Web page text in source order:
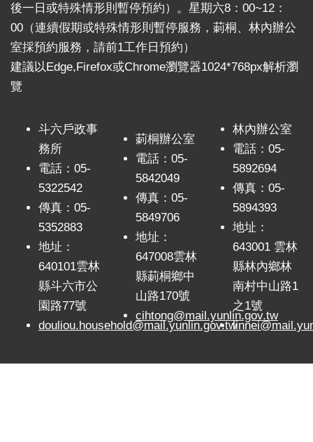
後一日或特殊情形則暫停預約）。星期六8：00~12：
00（連續假期或特殊情形則暫停服務，莿桐、林內辦公
室採預約服務，請前1工作日預約）
建議以Edge,Firefox或Chrome瀏覽器1024*768px解析瀏
覽
斗六戶政事
務所
電話：05-
5322542
傳真：05-
5352883
地址：
640101雲林
縣斗六市公
園路77號
douliou.household@mail.yunlin.gov.tw
莿桐辦公室
電話：05-
5842049
傳真：05-
5849706
地址：
647008雲林
縣莿桐鄉中
山路170號
cihtong@mail.yunlin.gov.tw
林內辦公室
電話：05-
5892694
傳真：05-
5894393
地址：
643001 雲林
縣林內鄉林
南村中山路1
之1號